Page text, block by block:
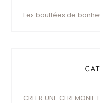
Les bouffées de
CREER UNE CEREMONIE